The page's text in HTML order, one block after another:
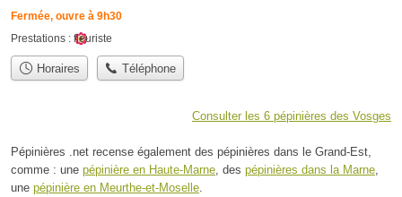
Fermée, ouvre à 9h30
Prestations : fleuriste
Horaires Téléphone
Consulter les 6 pépinières des Vosges
Pépinières .net recense également des pépinières dans le Grand-Est,
comme : une pépinière en Haute-Marne, des pépinières dans la Marne,
une pépinière en Meurthe-et-Moselle.